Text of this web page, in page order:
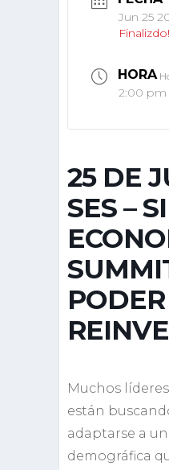
Jun 25
Finalizdo!
HORA
2:00 pm
25 DE
SES –
Muchos
están
adaptarse a
demográfica